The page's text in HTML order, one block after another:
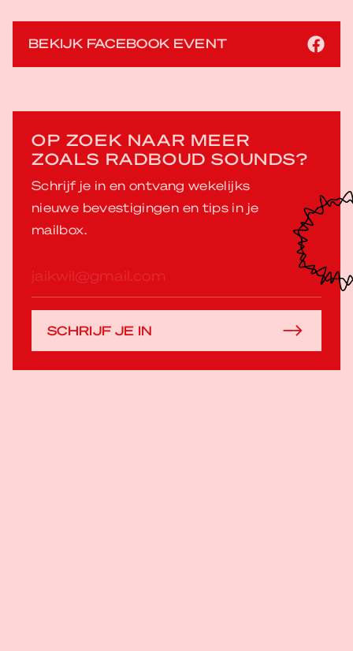
BEKIJK FACEBOOK EVENT
OP ZOEK NAAR MEER
ZOALS RADBOUD SOUNDS?
Schrijf je in en ontvang wekelijks
nieuwe bevestigingen en tips in je
mailbox.
mailadres
SCHRIJF JE IN